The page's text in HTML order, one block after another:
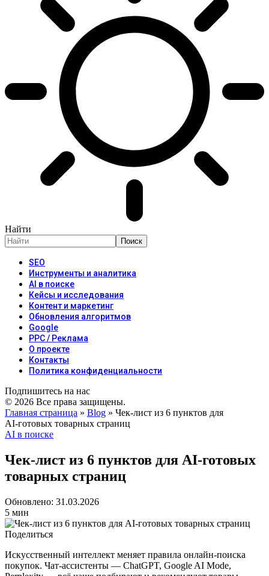
Найти
SEO
Инструменты и аналитика
AI в поиске
Кейсы и исследования
Контент и маркетинг
Обновления алгоритмов
Google
PPC / Реклама
О проекте
Контакты
Политика конфиденциальности
Подпишитесь на нас
© 2026 Все права защищены.
Главная страница » Blog » Чек‑лист из 6 пунктов для
AI‑готовых товарных страниц
AI в поиске
Чек‑лист из 6 пунктов для AI‑готовых
товарных страниц
Обновлено: 31.03.2026
5 мин
Поделиться
Искусственный интеллект меняет правила онлайн‑поиска
покупок. Чат‑ассистенты — ChatGPT, Google AI Mode,